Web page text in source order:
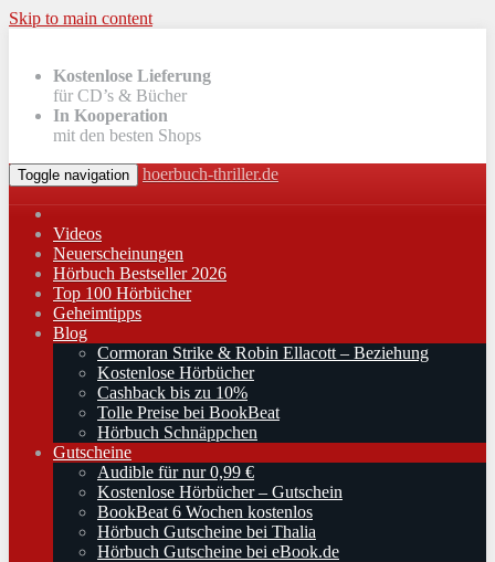
Skip to main content
Kostenlose Lieferung
für CD’s & Bücher
In Kooperation
mit den besten Shops
Toggle navigation hoerbuch-thriller.de
Videos
Neuerscheinungen
Hörbuch Bestseller 2026
Top 100 Hörbücher
Geheimtipps
Blog
Cormoran Strike & Robin Ellacott – Beziehung
Kostenlose Hörbücher
Cashback bis zu 10%
Tolle Preise bei BookBeat
Hörbuch Schnäppchen
Gutscheine
Audible für nur 0,99 €
Kostenlose Hörbücher – Gutschein
BookBeat 6 Wochen kostenlos
Hörbuch Gutscheine bei Thalia
Hörbuch Gutscheine bei eBook.de